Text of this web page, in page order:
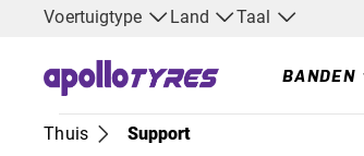
Voertuigtype Land Taal
BANDEN
Thuis Support